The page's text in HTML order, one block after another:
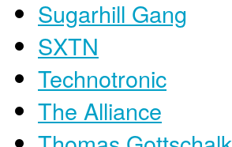
Sugarhill Gang
SXTN
Technotronic
The Alliance